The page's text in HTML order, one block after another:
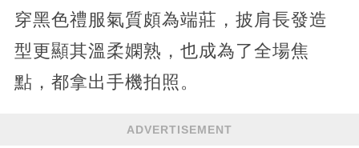
穿黑色禮服氣質頗為端莊，披肩長發造
型更顯其溫柔嫻熟，也成為了全場焦
點，都拿出手機拍照。
ADVERTISEMENT